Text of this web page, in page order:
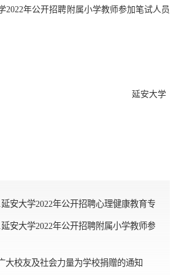
2022年公开招聘附属小学教师参加笔试人员
大学
延安大学2022年公开招聘心理健康教育专职教
延安大学2022年公开招聘附属小学教师参加笔
大校友及社会力量为学校捐赠的通知